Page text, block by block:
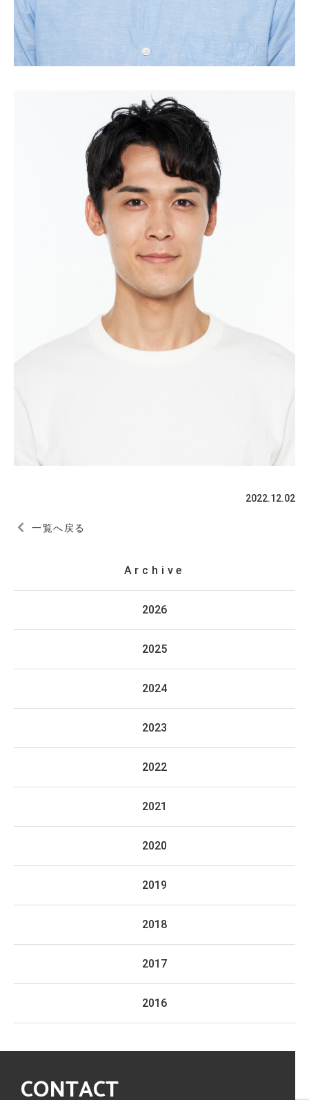
2022.12.02
一覧へ戻る
Archive
2026
2025
2024
2023
2022
2021
2020
2019
2018
2017
2016
CONTACT